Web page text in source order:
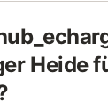
Heide